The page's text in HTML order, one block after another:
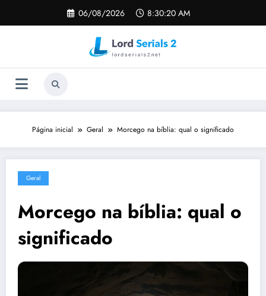
o
06/08/2026 8:30:21 AM
Página inicial Geral Morcego na bíblia: qual o significado
Geral
Morcego na bíblia: qual o
significado